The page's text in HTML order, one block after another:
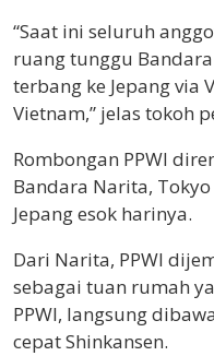
“Saat ini seluruh
ruang tunggu
terbang ke Jepang via
Vietnam,” jelas tokoh
Rombongan PPWI
Bandara Narita,
Jepang esok harinya.
Dari Narita, PPWI
sebagai tuan rumah
PPWI, langsung
cepat Shinkansen.